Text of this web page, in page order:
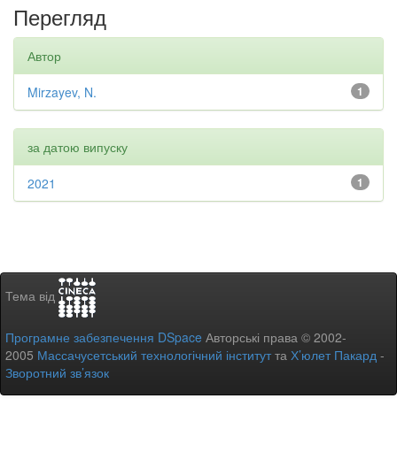
Перегляд
Автор
1
Mirzayev, N.
за датою випуску
1
2021
Тема від
Програмне забезпечення DSpace Авторські права © 2002-
2005 Массачусетський технологічний інститутта Х’юлет Пакард -
Зворотний зв’язок